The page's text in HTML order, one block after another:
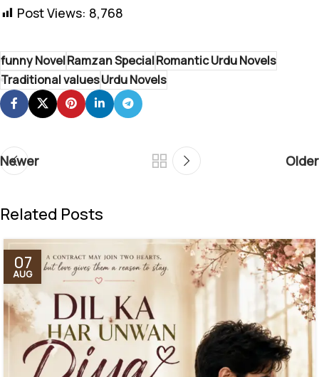
Post Views: 8,768
funny NovelRamzan SpecialRomantic Urdu Novels
Traditional valuesUrdu Novels
Newer Older
Related Posts
07
AUG